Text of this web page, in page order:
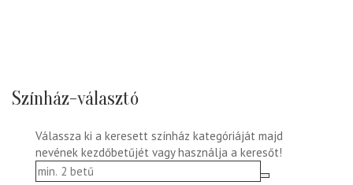
Színház-választó
Válassza ki a keresett színház kategóriáját majd
nevének kezdőbetűjét vagy használja a keresőt!